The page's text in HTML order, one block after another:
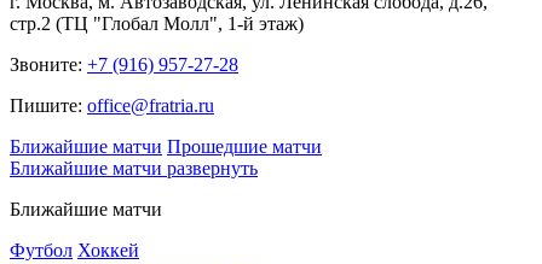
стр.2 (ТЦ "Глобал Молл", 1-й этаж)
Звоните: +7 (916) 957-27-28
Пишите: office@fratria.ru
Ближайшие матчи Прошедшие матчи
Ближайшие матчи развернуть
Ближайшие матчи
Футбол Хоккей